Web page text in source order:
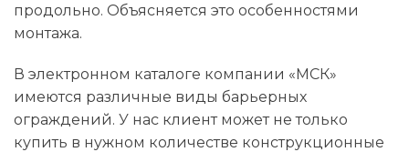
продольно. Объясняется это особенностями
монтажа.
В электронном каталоге компании «МСК»
имеются различные виды барьерных
ограждений. У нас клиент может не только
купить в нужном количестве конструкционные